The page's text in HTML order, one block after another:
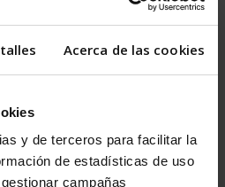
Acerca de las cookies
y de terceros para facilitar la
de estadísticas de uso
campañas
con las víctimas de los